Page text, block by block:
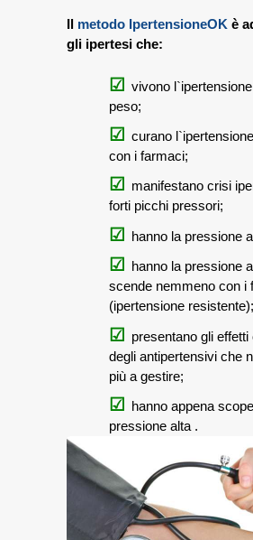
Il metodo IpertensioneOK è
gli ipertesi che:
vivono
peso;
curano
con i farmaci;
manifestano crisi
forti picchi pressori;
hanno la pressione
hanno la pressione
scende nemmeno con i
(ipertensione resistente);
presentano gli effetti
degli antipertensivi che
più a gestire;
hanno appena
pressione alta .